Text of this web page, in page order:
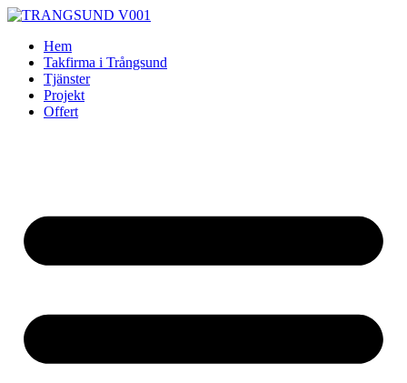
Skip
contentHem
Takfirma i Trångsund
Tjänster
Projekt
Offert